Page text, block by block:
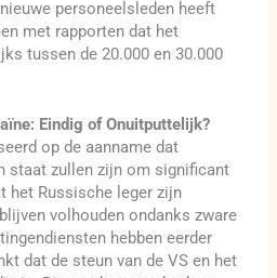
personeelsleden heeft
met rapporten dat het
tussen de 20.000 en 30.000
Eindig of Onuitputtelijk?
op de aanname dat
staat zullen zijn om significant
het Russische leger zijn
volhouden ondanks zware
hebben eerder
dat de steun van de VS en het